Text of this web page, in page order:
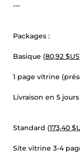
---
Packages :
Basique (80,92 $US
1 page vitrine
Livraison en 5
Standard (173,40
Site vitrine 3-4